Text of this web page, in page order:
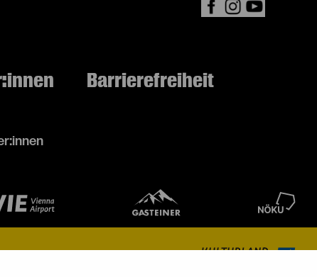
Barrierefreiheit